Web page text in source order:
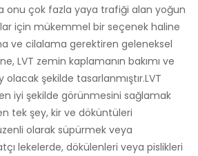
onu çok fazla yaya trafiği alan yoğun
için mükemmel bir seçenek haline
ve cilalama gerektiren geleneksel
LVT zemin kaplamanın bakımı ve
şekilde tasarlanmıştır.LVT
iyi şekilde görünmesini sağlamak
tek şey, kir ve döküntüleri
olarak süpürmek veya
lekelerde, dökülenleri veya pislikleri